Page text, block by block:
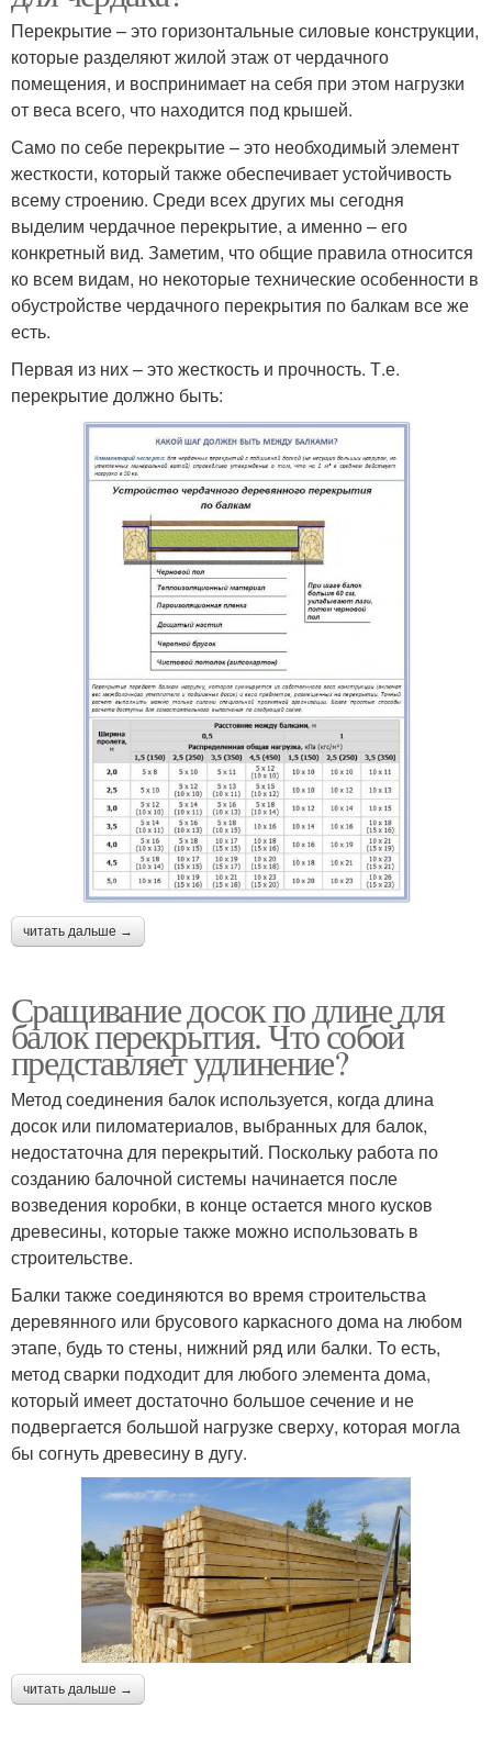
Перекрытие – это горизонтальные силовые конструкции,
которые разделяют жилой этаж от чердачного
помещения, и воспринимает на себя при этом нагрузки
от веса всего, что находится под крышей.
Само по себе перекрытие – это необходимый элемент
жесткости, который также обеспечивает устойчивость
всему строению. Среди всех других мы сегодня
выделим чердачное перекрытие, а именно – его
конкретный вид. Заметим, что общие правила относится
ко всем видам, но некоторые технические особенности в
обустройстве чердачного перекрытия по балкам все же
есть.
Первая из них – это жесткость и прочность. Т.е.
перекрытие должно быть:
читать дальше →
Сращивание досок по длине для
балок перекрытия. Что собой
представляет удлинение?
Метод соединения балок используется, когда длина
досок или пиломатериалов, выбранных для балок,
недостаточна для перекрытий. Поскольку работа по
созданию балочной системы начинается после
возведения коробки, в конце остается много кусков
древесины, которые также можно использовать в
строительстве.
Балки также соединяются во время строительства
деревянного или брусового каркасного дома на любом
этапе, будь то стены, нижний ряд или балки. То есть,
метод сварки подходит для любого элемента дома,
который имеет достаточно большое сечение и не
подвергается большой нагрузке сверху, которая могла
бы согнуть древесину в дугу.
читать дальше →